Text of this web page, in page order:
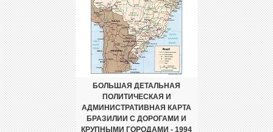
БОЛЬШАЯ ДЕТАЛЬНАЯ
ПОЛИТИЧЕСКАЯ И
АДМИНИСТРАТИВНАЯ КАРТА
БРАЗИЛИИ С ДОРОГАМИ И
КРУПНЫМИ ГОРОДАМИ - 1994